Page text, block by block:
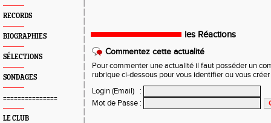
RECORDS
BIOGRAPHIES
SÉLECTIONS
SONDAGES
===============
LE CLUB
les Réactions
Commentez cette actualité
Pour commenter une actualité il faut posséder un
rubrique ci-dessous pour vous identifier ou vous
Login (Email)
:
Mot de Passe :